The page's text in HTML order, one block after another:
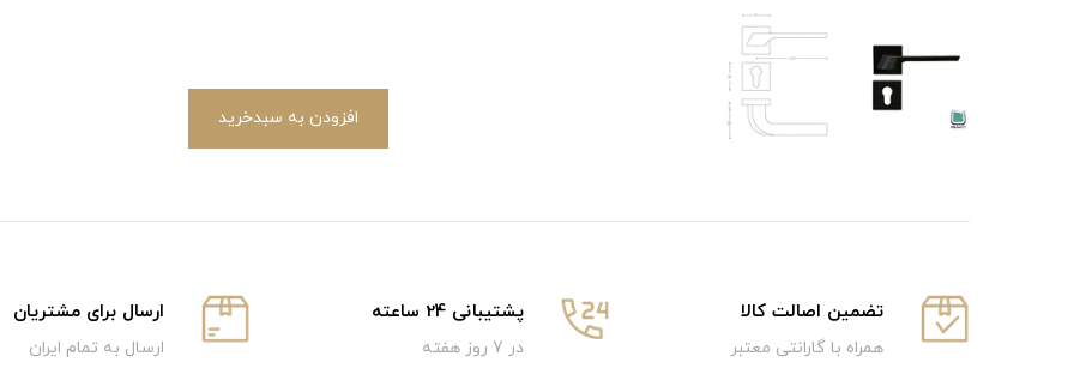
افزودن به سبدخرید
تضمین اصالت کالا
همراه با گارانتی معتبر
پشتیبانی 24 ساعته
در 7 روز هفته
ارسال برای مشتریان
ارسال به تمام ایران